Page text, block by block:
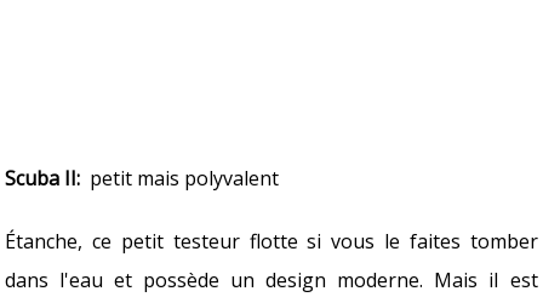
Scuba II: petit mais polyvalent
Étanche, ce petit testeur flotte si vous le faites tomber
dans l'eau et possède un design moderne. Mais il est